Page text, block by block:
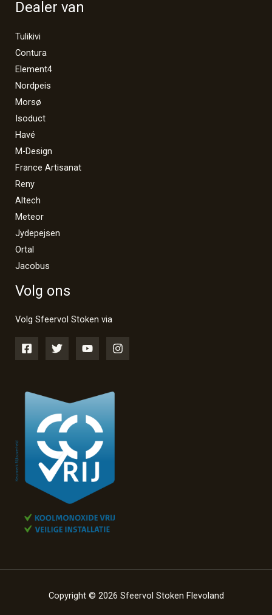
Dealer van
Tulikivi
Contura
Element4
Nordpeis
Morsø
Isoduct
Havé
M-Design
France Artisanat
Reny
Altech
Meteor
Jydepejsen
Ortal
Jacobus
Volg ons
Volg Sfeervol Stoken via
Copyright © 2026 Sfeervol Stoken Flevoland